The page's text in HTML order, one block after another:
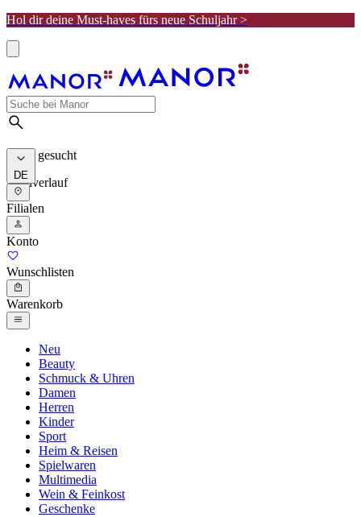
Hol dir deine Must-haves fürs neue Schuljahr >
Meist gesucht
Suchverlauf
DE
Filialen
Konto
Wunschlisten
Warenkorb
Neu
Beauty
Schmuck & Uhren
Damen
Herren
Kinder
Sport
Heim & Reisen
Spielwaren
Multimedia
Wein & Feinkost
Geschenke